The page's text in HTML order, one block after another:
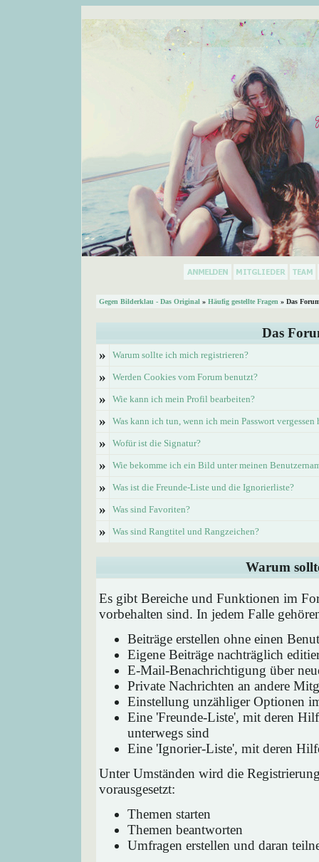
Gegen Bilderklau - Das Original » Häufig gestellte Fragen » Das
Das
»
Warum sollte ich mich registrieren?
» Werden Cookies vom Forum benutzt?
» Wie kann ich mein Profil bearbeiten?
» Was kann ich tun, wenn ich mein Passwort vergessen
» Wofür ist die Signatur?
» Wie bekomme ich ein Bild unter meinen
» Was ist die Freunde-Liste und die Ignorierliste?
» Was sind Favoriten?
» Was sind Rangtitel und Rangzeichen?
Warum
Es gibt Bereiche und Funktionen im
vorbehalten sind. In jedem Falle
Beiträge erstellen ohne einen
Eigene Beiträge nachträglich
E-Mail-Benachrichtigung über
Private Nachrichten an andere
Einstellung unzähliger Optionen
Eine 'Freunde-Liste', mit deren
unterwegs sind
Eine 'Ignorier-Liste', mit deren
Unter Umständen wird die
vorausgesetzt:
Themen starten
Themen beantworten
Umfragen erstellen und daran